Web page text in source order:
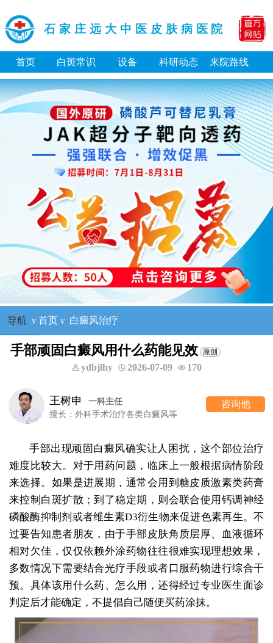
石家庄远大中医皮肤病医院
首页 白斑常识 设备 科研动态 来院路线
导航 ν 首页ν 白癜风治疗
手部顽固白癜风用什么药能见效
ydbjlhy 2026-07-09 170
王树申
一科主任
擅长：外科手术治疗各类白癜风等
咨询他
手部出现顽固白癜风确实让人困扰，这个部位治疗
难度比较大。对于用药问题，临床上一般根据病情阶段
来选择。如果是进展期，通常会用到糖皮质激素类药膏
来控制白斑扩散；到了稳定期，则会联合使用钙调神经
磷酸酶抑制剂或者维生素D3衍生物来促进色素再生。不
过要告知患者朋友，由于手部皮肤角质层厚、血液循环
相对欠佳，仅仅依赖外涂药物往往很难实现理想效果，
多数情况下需要结合光疗手段或者口服药物进行综合干
预。具体该用什么药、怎么用，还得经过专业医生面诊
判定后才能确定，不提倡自己随便买药涂抹。